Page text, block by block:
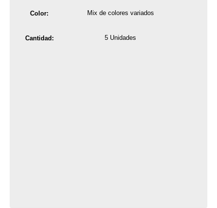
Color: Mix de colores variados
Cantidad: 5 Unidades